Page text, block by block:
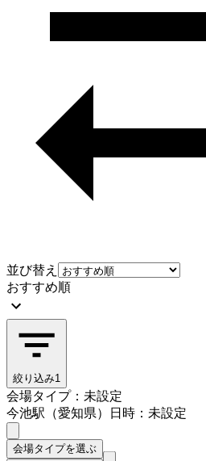
並び替え
おすすめ順
絞り込み1
会場タイプ：未設定
今池駅（愛知県）
日時：未設定
会場タイプを選ぶ